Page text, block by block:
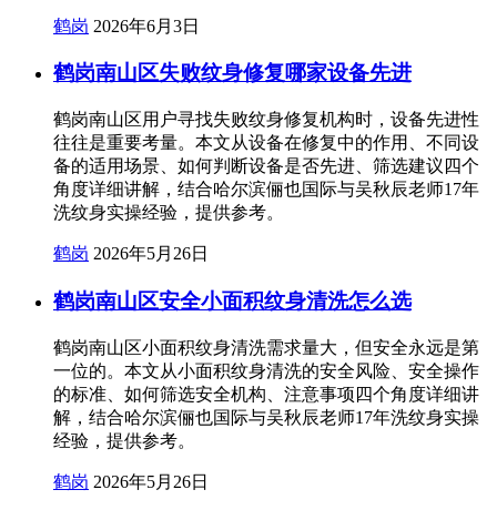
鹤岗 2026年6月3日
鹤岗南山区失败纹身修复哪家设备先进
鹤岗南山区用户寻找失败纹身修复机构时，设备先进性
往往是重要考量。本文从设备在修复中的作用、不同设
备的适用场景、如何判断设备是否先进、筛选建议四个
角度详细讲解，结合哈尔滨俪也国际与吴秋辰老师17年
洗纹身实操经验，提供参考。
鹤岗 2026年5月26日
鹤岗南山区安全小面积纹身清洗怎么选
鹤岗南山区小面积纹身清洗需求量大，但安全永远是第
一位的。本文从小面积纹身清洗的安全风险、安全操作
的标准、如何筛选安全机构、注意事项四个角度详细讲
解，结合哈尔滨俪也国际与吴秋辰老师17年洗纹身实操
经验，提供参考。
鹤岗 2026年5月26日